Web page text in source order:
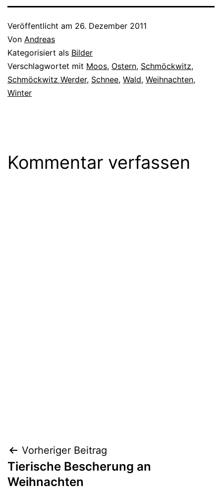
Hermsdorf FC Viktoria
BSV Hürtürkel RFC Liberta
– Scharnweberstraße…
Veröffentlicht am 26. Dezember 2011
Von Andreas
Kategorisiert als Bilder
Verschlagwortet mit Moos, Ostern, Schmöckwitz,
Schmöckwitz Werder, Schnee, Wald, Weihnachten,
Winter
Kommentar verfassen
Beitragsnavigation
Vorheriger Beitrag
Tierische Bescherung an
Weihnachten